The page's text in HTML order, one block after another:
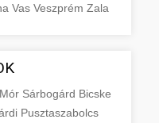
Vas Veszprém Zala
Mór Sárbogárd Bicske
Pusztaszabolcs